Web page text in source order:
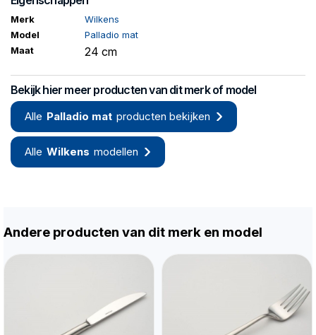
Merk
Wilkens
Model
Palladio mat
Maat
24 cm
Bekijk hier meer producten van dit merk of model
Alle Palladio mat producten bekijken
Alle Wilkens modellen
Andere producten van dit merk en model